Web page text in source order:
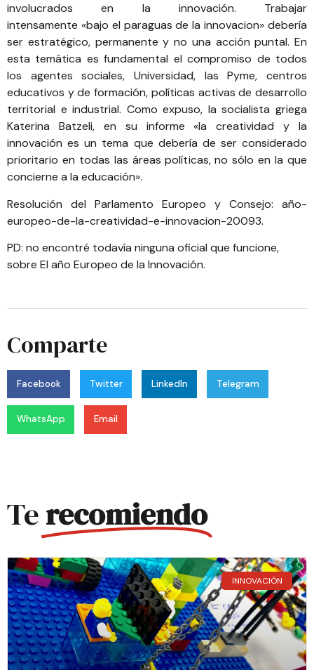
involucrados en la innovación. Trabajar
intensamente «bajo el paraguas de la innovacion» debería
ser estratégico, permanente y no una acción puntal. En
esta temática es fundamental el compromiso de todos
los agentes sociales, Universidad, las Pyme, centros
educativos y de formación, políticas activas de desarrollo
territorial e industrial. Como expuso, la socialista griega
Katerina Batzeli, en su informe «la creatividad y la
innovación es un tema que debería de ser considerado
prioritario en todas las áreas políticas, no sólo en la que
concierne a la educación».
Resolución del Parlamento Europeo y Consejo: año-
europeo-de-la-creatividad-e-innovacion-20093.
PD: no encontré todavía ninguna oficial que funcione,
sobre El año Europeo de la Innovación.
Comparte
Facebook Twitter LinkedIn Telegram
WhatsApp Email
Terecomiendo
INNOVACIÓN